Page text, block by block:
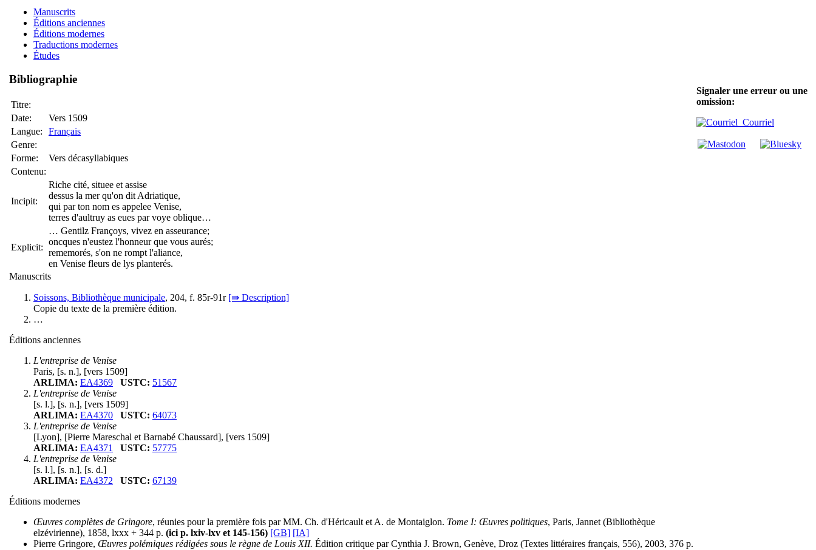
Manuscrits
Éditions anciennes
Éditions modernes
Traductions modernes
Études
Bibliographie
Titre:
Date:
Vers 1509
Langue:
Français
Genre:
Forme:
Vers décasyllabiques
Contenu:
Incipit:
Riche cité, situee et assise
dessus la mer qu'on dit Adriatique,
qui par ton nom es appelee Venise,
terres d'aultruy as eues par voye oblique…
Explicit:
… Gentilz Françoys, vivez en asseurance;
oncques n'eustez l'honneur que vous aurés;
rememorés, s'on ne rompt l'aliance,
en Venise fleurs de lys planterés.
Manuscrits
Soissons, Bibliothèque municipale, 204, f. 85r-91r [⇛ Description]
Copie du texte de la première édition.
…
Éditions anciennes
L'entreprise de Venise
Paris, [s. n.], [vers 1509]
ARLIMA: EA4369 USTC: 51567
L'entreprise de Venise
[s. l.], [s. n.], [vers 1509]
ARLIMA: EA4370 USTC: 64073
L'entreprise de Venise
[Lyon], [Pierre Mareschal et Barnabé Chaussard], [vers 1509]
ARLIMA: EA4371 USTC: 57775
L'entreprise de Venise
[s. l.], [s. n.], [s. d.]
ARLIMA: EA4372 USTC: 67139
Éditions modernes
Œuvres complètes de Gringore, réunies pour la première fois par MM. Ch. d'Héricault et A. de Montaiglon. Tome I: Œuvres politiques, Paris, Jannet (Bibliothèque
elzévirienne), 1858, lxxx + 344 p. (ici p. lxiv-lxv et 145-156) [GB] [IA]
Pierre Gringore, Œuvres polémiques rédigées sous le règne de Louis XII. Édition critique par Cynthia J. Brown, Genève, Droz (Textes littéraires français, 556), 2003, 376 p.
Signaler une erreur ou une
omission:
Courriel